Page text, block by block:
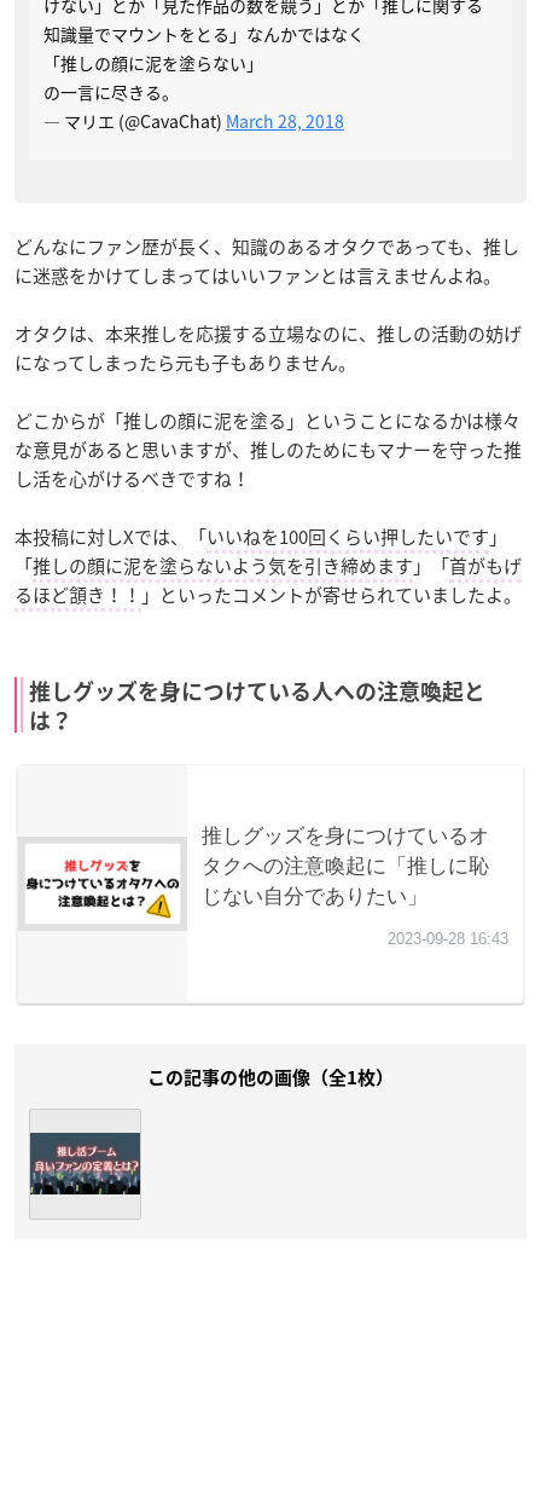
知識量でマウントをとる」なんかではなく
「推しの顔に泥を塗らない」
の一言に尽きる。
— マリエ (@CavaChat) March 28, 2018
どんなにファン歴が長く、知識のあるオタクであっても、推し
に迷惑をかけてしまってはいいファンとは言えませんよね。
オタクは、本来推しを応援する立場なのに、推しの活動の妨げ
になってしまったら元も子もありません。
どこからが「推しの顔に泥を塗る」ということになるかは様々
な意見があると思いますが、推しのためにもマナーを守った推
し活を心がけるべきですね！
本投稿に対しXでは、「いいねを100回くらい押したいです 」
「推しの顔に泥を塗らないよう気を引き締めます 」「首がもげ
るほど頷き！！ 」といったコメントが寄せられていましたよ。
推しグッズを身につけている人への注意喚起と
は？
この記事の他の画像（全1枚）